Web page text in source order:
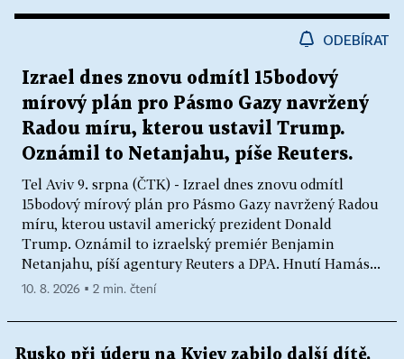
ODEBÍRAT
Izrael dnes znovu odmítl 15bodový
mírový plán pro Pásmo Gazy navržený
Radou míru, kterou ustavil Trump.
Oznámil to Netanjahu, píše Reuters.
Tel Aviv 9. srpna (ČTK) - Izrael dnes znovu odmítl
15bodový mírový plán pro Pásmo Gazy navržený Radou
míru, kterou ustavil americký prezident Donald
Trump. Oznámil to izraelský premiér Benjamin
Netanjahu, píší agentury Reuters a DPA. Hnutí Hamás...
10. 8. 2026 ▪ 2 min. čtení
Rusko při úderu na Kyjev zabilo další dítě.